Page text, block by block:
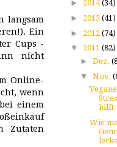
langsam
Ein
Cups -
nicht
Online-
wenn
einem
Zutaten
► 2014(34)
► 2013 (41)
► 2012 (74)
▼ 2011 (82)
► Dez.
▼ Nov.
hilft
Wie